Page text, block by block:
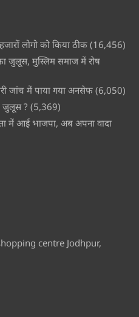
लोगो को किया ठीक (16,456)
जुलूस, मुस्लिम समाज में रोष
जांच में पाया गया अनसेफ (6,050)
जुलूस ? (5,369)
में आई भाजपा, अब अपना वादा
centre Jodhpur,